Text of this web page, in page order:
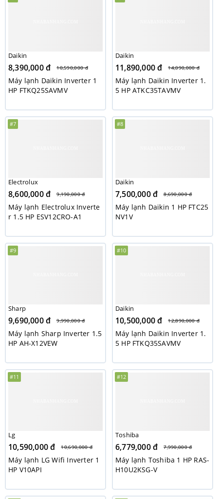
Daikin
8,390,000 đ 10,590,000 đ
Máy lạnh Daikin Inverter 1
HP FTKQ25SAVMV
Daikin
11,890,000 đ 14,090,000 đ
Máy lạnh Daikin Inverter 1.
5 HP ATKC35TAVMV
#7
Electrolux
8,600,000 đ 9,190,000 đ
Máy lạnh Electrolux Inverte
r 1.5 HP ESV12CRO-A1
#8
Daikin
7,500,000 đ 8,690,000 đ
Máy lạnh Daikin 1 HP FTC25
NV1V
#9
Sharp
9,690,000 đ 9,990,000 đ
Máy lạnh Sharp Inverter 1.5
HP AH-X12VEW
#10
Daikin
10,500,000 đ 12,890,000 đ
Máy lạnh Daikin Inverter 1.
5 HP FTKQ35SAVMV
#11
Lg
10,590,000 đ 10,690,000 đ
Máy lạnh LG Wifi Inverter 1
HP V10API
#12
Toshiba
6,779,000 đ 7,990,000 đ
Máy lạnh Toshiba 1 HP RAS-
H10U2KSG-V